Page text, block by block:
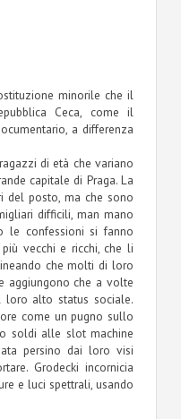
minorile che il
Ceca, come il
a differenza
di età che variano
capitale di Praga. La
del posto, ma che sono
difficili, man mano
le confessioni si fanno
vecchi e ricchi, che li
che molti di loro
aggiungono che a volte
loro alto status sociale.
come un pugno sullo
soldi alle slot machine
persino dai loro visi
Grodecki incornicia
e luci spettrali, usando